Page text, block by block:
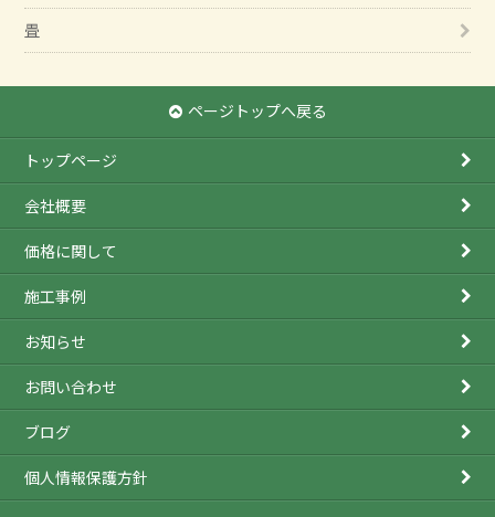
畳
ページトップへ戻る
トップページ
会社概要
価格に関して
施工事例
お知らせ
お問い合わせ
ブログ
個人情報保護方針